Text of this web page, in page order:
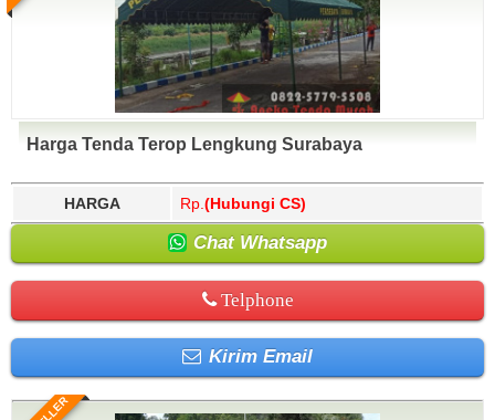
Harga Tenda Terop Lengkung Surabaya
HARGA Rp. (Hubungi CS)
Chat Whatsapp
Telphone
Kirim Email